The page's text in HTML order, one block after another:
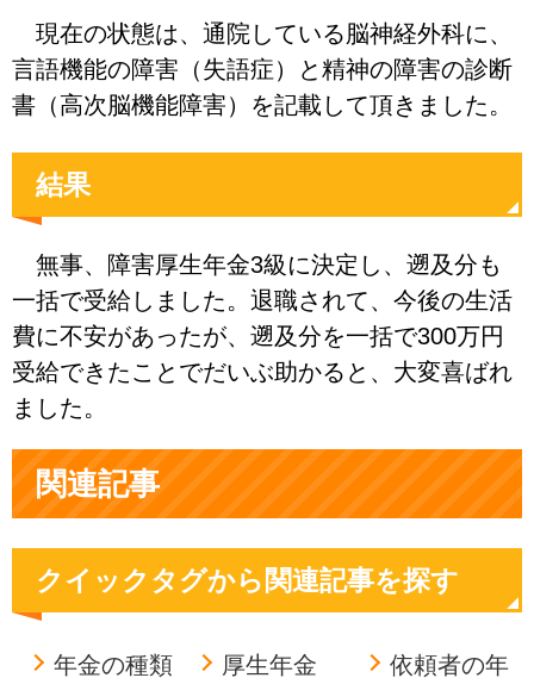
現在の状態は、通院している脳神経外科に、
言語機能の障害（失語症）と精神の障害の診断
書（高次脳機能障害）を記載して頂きました。
結果
無事、障害厚生年金3級に決定し、遡及分も
一括で受給しました。退職されて、今後の生活
費に不安があったが、遡及分を一括で300万円
受給できたことでだいぶ助かると、大変喜ばれ
ました。
関連記事
クイックタグから関連記事を探す
年金の種類 厚生年金
依頼者の年